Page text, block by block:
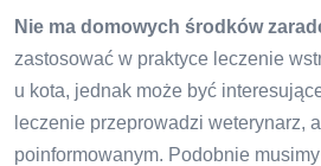
Nie ma domowych środków
zastosować w praktyce leczenie
u kota, jednak może być
leczenie przeprowadzi weterynarz,
poinformowanym. Podobnie